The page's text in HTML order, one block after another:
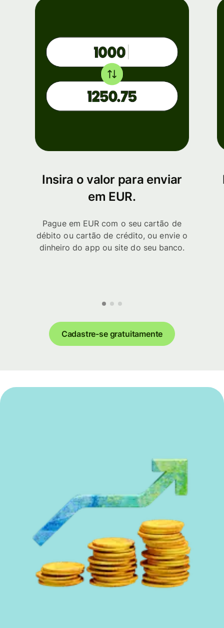
Insira o valor para enviar
em EUR.
Pague em EUR com o seu cartão de
débito ou cartão de crédito, ou envie o
dinheiro do app ou site do seu banco.
Cadastre-se gratuitamente